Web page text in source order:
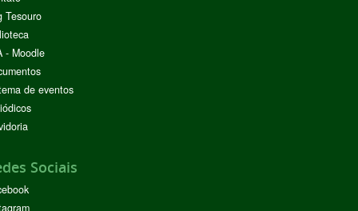
Tesouro
- Moodle
de eventos
Sociais